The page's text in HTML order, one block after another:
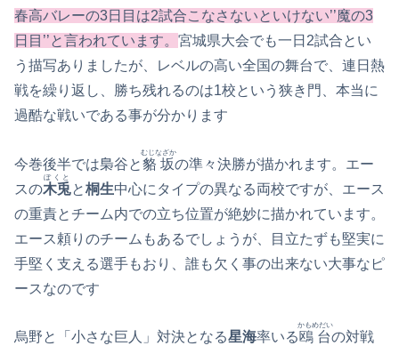
春高バレーの3日目は2試合こなさないといけない’’魔の3
日目’’と言われています。 宮城県大会でも一日2試合とい
う描写ありましたが、レベルの高い全国の舞台で、連日熱
戦を繰り返し、勝ち残れるのは1校という狭き門、本当に
過酷な戦いである事が分かります
今巻後半では梟谷と貉坂
むじなざか
の準々決勝が描かれます。エー
スの木兎
ぼくと
と桐生中心にタイプの異なる両校ですが、エース
の重責とチーム内での立ち位置が絶妙に描かれています。
エース頼りのチームもあるでしょうが、目立たずも堅実に
手堅く支える選手もおり、誰も欠く事の出来ない大事なピ
ースなのです
烏野と「小さな巨人」対決となる星海率いる鴎台
かもめだい
の対戦